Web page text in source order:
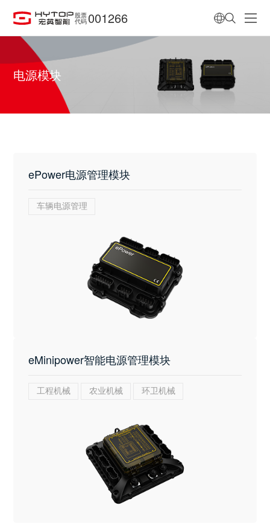
股票
代码 001266
电源模块
ePower电源管理模块
车辆电源管理
eMinipower智能电源管理模块
工程机械 农业机械 环卫机械